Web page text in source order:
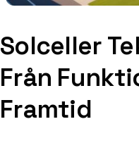
Solceller
Från
Framtid